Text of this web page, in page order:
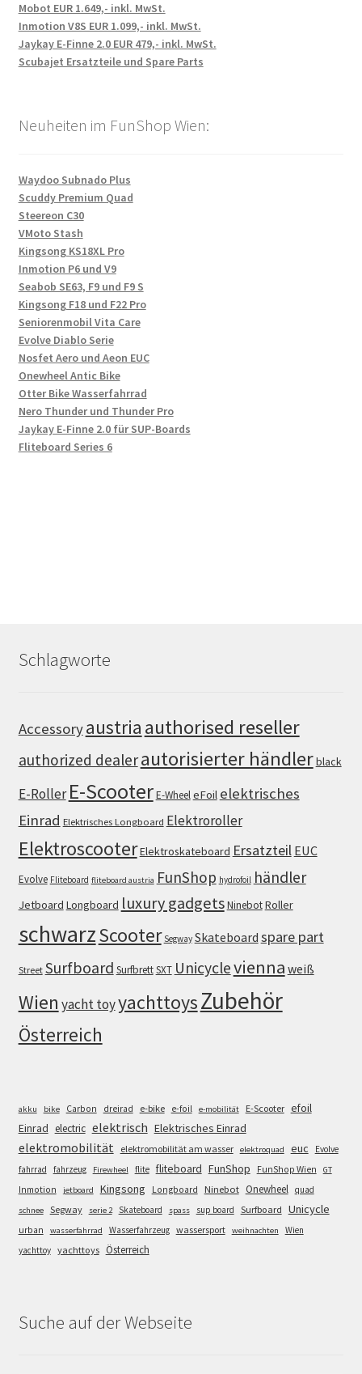
Mobot EUR 1.649,- inkl. MwSt.
Inmotion V8S EUR 1.099,- inkl. MwSt.
Jaykay E-Finne 2.0 EUR 479,- inkl. MwSt.
Scubajet Ersatzteile und Spare Parts
Neuheiten im FunShop Wien:
Waydoo Subnado Plus
Scuddy Premium Quad
Steereon C30
VMoto Stash
Kingsong KS18XL Pro
Inmotion P6 und V9
Seabob SE63, F9 und F9 S
Kingsong F18 und F22 Pro
Seniorenmobil Vita Care
Evolve Diablo Serie
Nosfet Aero und Aeon EUC
Onewheel Antic Bike
Otter Bike Wasserfahrrad
Nero Thunder und Thunder Pro
Jaykay E-Finne 2.0 für SUP-Boards
Fliteboard Series 6
Schlagworte
Accessoryaustria authorised reseller
authorized dealerautorisierter händlerblack
E-Roller E-ScooterE-WheeleFoil elektrisches
Einrad Elektrisches Longboard Elektroroller
ElektroscooterElektroskateboard Ersatzteil EUC
Evolve Fliteboard fliteboard austria FunShop hydrofoil händler
Jetboard Longboard luxury gadgetsNinebotRoller
schwarzScooter Segway Skateboard spare part
Street Surfboard SurfbrettSXT Unicyclevienna weiß
Wien yacht toyyachttoysZubehör
Österreich
akku bike Carbon dreirad e-bike e-foil e-mobilität E-Scooter efoil
Einrad electric elektrisch Elektrisches Einrad
elektromobilität elektromobilität am wasser elektroquad euc
Evolve
fahrrad
fahrzeug Firewheel flite fliteboard FunShop FunShop Wien GT
Inmotion jetboard Kingsong Longboard Ninebot Onewheel quad
schnee Segway serie 2 Skateboard spass sup board Surfboard Unicycle
urban wasserfahrrad Wasserfahrzeug wassersport weihnachten
Wien
yachttoy yachttoys Österreich
Suche auf der Webseite